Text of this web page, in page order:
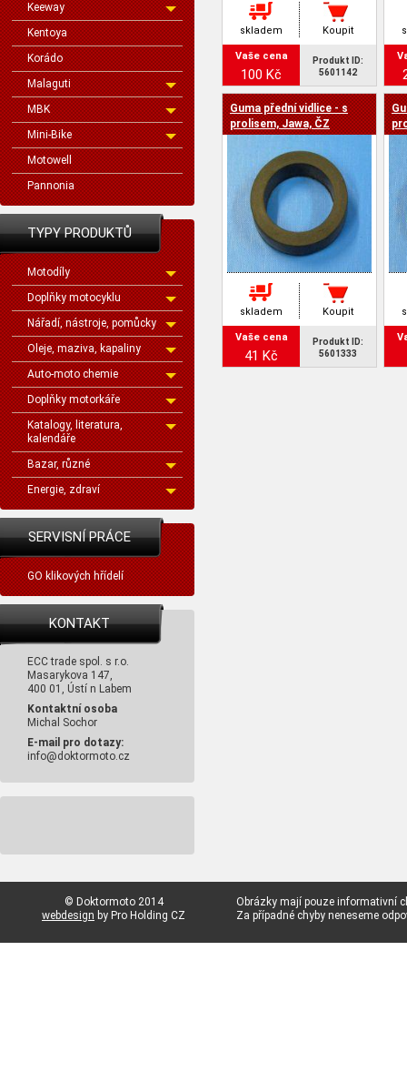
Keeway
Kentoya
Korádo
Malaguti
MBK
Mini-Bike
Motowell
Pannonia
TYPY PRODUKTŮ
Motodíly
Doplňky motocyklu
Nářadí, nástroje, pomůcky
Oleje, maziva, kapaliny
Auto-moto chemie
Doplňky motorkáře
Katalogy, literatura,
kalendáře
Bazar, různé
Energie, zdraví
SERVISNÍ PRÁCE
GO klikových hřídelí
KONTAKT
ECC trade spol. s r.o.
Masarykova 147,
400 01, Ústí n Labem
Kontaktní osoba
Michal Sochor
E-mail pro dotazy:
info@doktormoto.cz
skladem Koupit
Vaše cena
100 Kč
Produkt ID:
5601142
Guma přední vidlice - s
prolisem, Jawa, ČZ
skladem Koupit
Vaše cena
41 Kč
Produkt ID:
5601333
© Doktormoto 2014
webdesign by Pro Holding CZ
Obrázky mají pouze informativní
Za případné chyby neneseme